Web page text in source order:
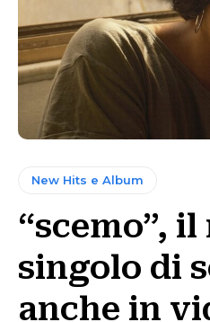
New Hits e Album
“scemo”,
singolo di
anche in